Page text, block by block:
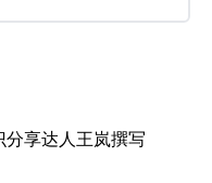
享达人王岚撰写